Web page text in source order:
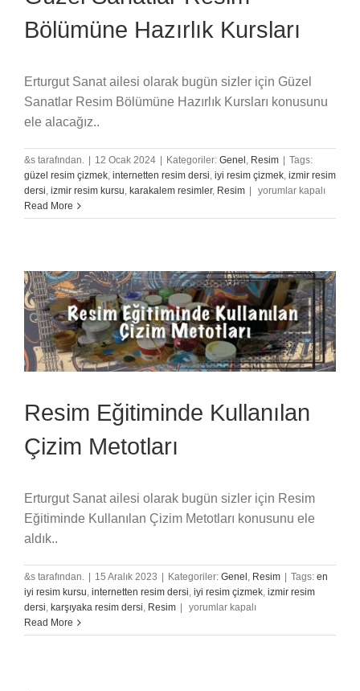
Bölümüne Hazırlık Kursları
Erturgut Sanat ailesi olarak bugün sizler için Güzel
Sanatlar Resim Bölümüne Hazırlık Kursları konusunu
ele alacağız..
&s tarafından. | 12 Ocak 2024 | Kategoriler: Genel, Resim | Tags:
güzel resim çizmek, internetten resim dersi, iyi resim çizmek, izmir resim
dersi, izmir resim kursu, karakalem resimler, Resim |
Güzel
Resim
için
yorumlar kapalı
Read More
Resim Eğitiminde Kullanılan
Çizim Metotları
Erturgut Sanat ailesi olarak bugün sizler için Resim
Eğitiminde Kullanılan Çizim Metotları konusunu ele
aldık..
&s tarafından. 15 Aralık 2023 Kategoriler: Genel , Resim Tags: en
iyi resim kursu, internetten resim dersi, iyi resim çizmek, izmir resim
dersi, karşıyaka resim dersi, Resim
Resim
Kullanılan
yorumlar kapalı
Read More